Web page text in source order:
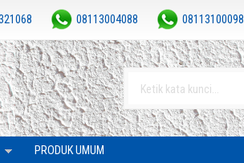
08113004088 08113100098
PRODUK UMUM